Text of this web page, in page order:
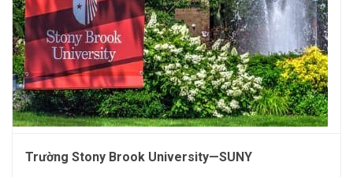
Trường Stony Brook University—SUNY